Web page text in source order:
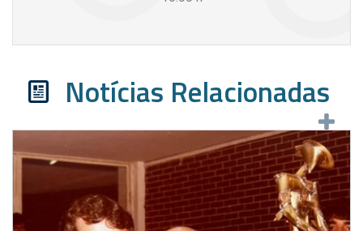
Notícias Relacionadas